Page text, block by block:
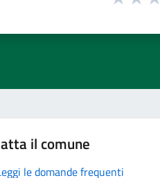
il comune
le domande frequenti